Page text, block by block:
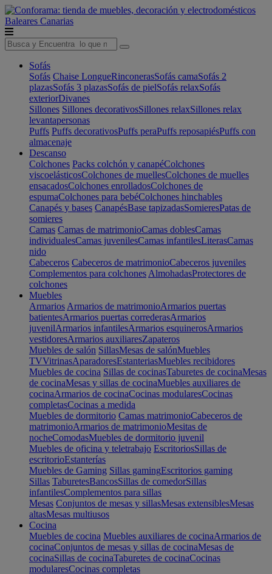
Baleares Canarias
Sofás
Sofás Chaise LongueRinconerasSofás camaSofás 2
plazasSofás 3 plazasSofás de pielSofás relaxSofás
exteriorDivanes
Sillones Sillones decorativosSillones relaxSillones relax
levantapersonas
Puffs Puffs decorativosPuffs peraPuffs reposapiésPuffs con
almacenaje
Descanso
Colchones Packs colchón y canapéColchones
viscoelásticosColchones de muellesColchones de muelles
ensacadosColchones enrolladosColchones de
espumaColchones para bebéColchones hinchables
Canapés y bases CanapésBase tapizadasSomieresPatas de
somieres
Camas Camas de matrimonioCamas doblesCamas
individualesCamas juvenilesCamas infantilesLiterasCamas
nido
Cabeceros Cabeceros de matrimonioCabeceros juveniles
Complementos para colchones AlmohadasProtectores de
colchones
Muebles
Armarios Armarios de matrimonioArmarios puertas
batientesArmarios puertas correderasArmarios
juvenilArmarios infantilesArmarios esquinerosArmarios
vestidoresArmarios auxiliaresZapateros
Muebles de salón SillasMesas de salónMuebles
TVVitrinasAparadoresEstanteriasMuebles recibidores
Muebles de cocina Sillas de cocinasTaburetes de cocinaMesas
de cocinaMesas y sillas de cocinaMuebles auxiliares de
cocinaArmarios de cocinaCocinas modularesCocinas
completasCocinas a medida
Muebles de dormitorio Camas matrimonioCabeceros de
matrimonioArmarios de matrimonioMesitas de
nocheComodasMuebles de dormitorio juvenil
Muebles de oficina y teletrabajo EscritoriosSillas de
escritorioEstanterías
Muebles de Gaming Sillas gamingEscritorios gaming
Sillas TaburetesBancosSillas de comedorSillas
infantilesComplementos para sillas
Mesas Conjuntos de mesas y sillasMesas extensiblesMesas
altasMesas multiusos
Cocina
Muebles de cocina Muebles auxiliares de cocinaArmarios de
cocinaConjuntos de mesas y sillas de cocinaMesas de
cocinaSillas de cocinaTaburetes de cocinaCocinas
modularesCocinas completas